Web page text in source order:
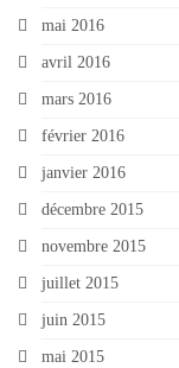
mai 2016
avril 2016
mars 2016
février 2016
janvier 2016
décembre 2015
novembre 2015
juillet 2015
juin 2015
mai 2015